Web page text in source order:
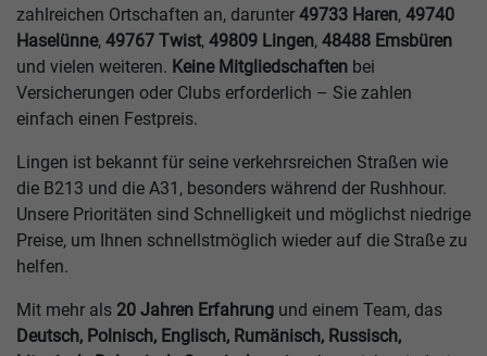
zahlreichen Ortschaften an, darunter 49733 Haren, 49740
Haselünne, 49767 Twist, 49809 Lingen, 48488 Emsbüren
und vielen weiteren. Keine Mitgliedschaften bei
Versicherungen oder Clubs erforderlich – Sie zahlen
einfach einen Festpreis.
Lingen ist bekannt für seine verkehrsreichen Straßen wie
die B213 und die A31, besonders während der Rushhour.
Unsere Prioritäten sind Schnelligkeit und möglichst niedrige
Preise, um Ihnen schnellstmöglich wieder auf die Straße zu
helfen.
Mit mehr als 20 Jahren Erfahrung und einem Team, das
Deutsch, Polnisch, Englisch, Rumänisch, Russisch,